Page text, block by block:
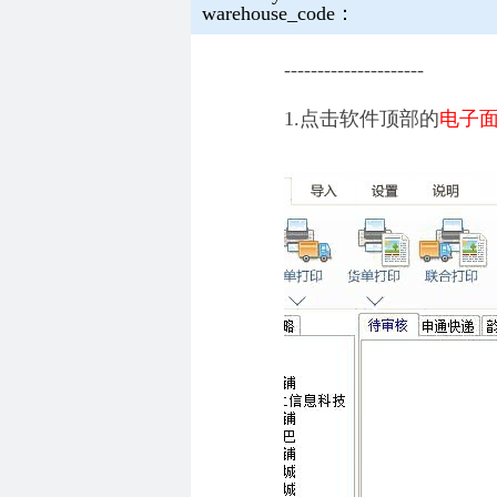
warehouse_code：
---------------------
1.点击软件顶部的电子